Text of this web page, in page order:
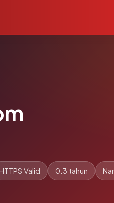
HTTPS Valid 0.3 tahun